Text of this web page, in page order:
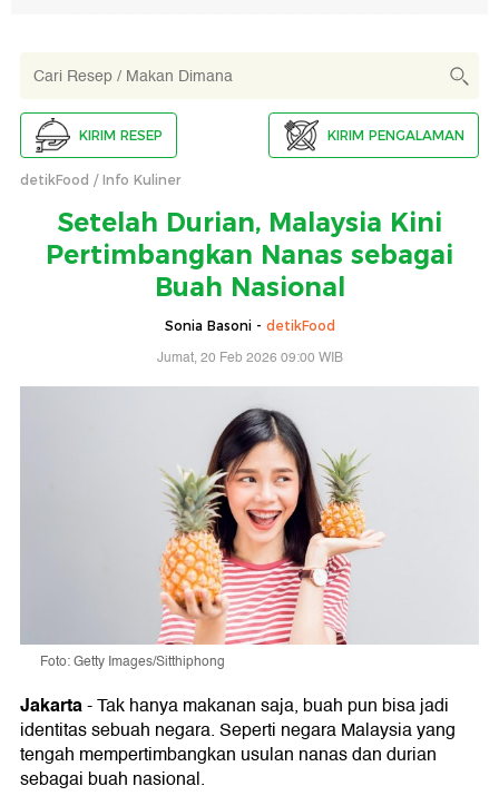
KIRIM RESEP KIRIM PENGALAMAN
detikFood Info Kuliner
Setelah Durian, Malaysia Kini
Pertimbangkan Nanas sebagai
Buah Nasional
Sonia Basoni - detikFood
Jumat, 20 Feb 2026 09:00 WIB
Foto: Getty Images/Sitthiphong
Jakarta-Tak hanya makanan saja, buah pun bisa jadi
identitas sebuah negara. Seperti negara Malaysia yang
tengah mempertimbangkan usulan nanas dan durian
sebagai buah nasional.